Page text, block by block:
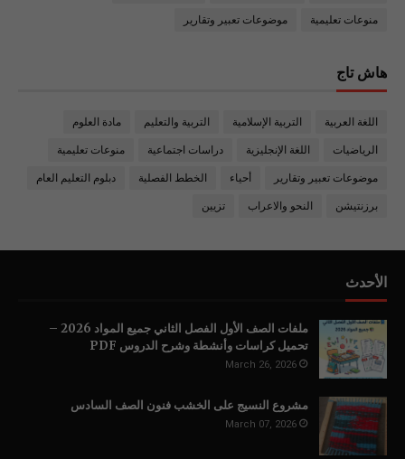
منوعات تعليمية موضوعات تعبير وتقارير
هاش تاج
اللغة العربية التربية الإسلامية التربية والتعليم مادة العلوم
الرياضيات اللغة الإنجليزية دراسات اجتماعية منوعات تعليمية
موضوعات تعبير وتقارير أحياء الخطط الفصلية دبلوم التعليم العام
برزنتيشن النحو والاعراب تزيين
الأحدث
ملفات الصف الأول الفصل الثاني جميع المواد 2026 –
تحميل كراسات وأنشطة وشرح الدروس PDF
March 26, 2026
مشروع النسيج على الخشب فنون الصف السادس
March 07, 2026